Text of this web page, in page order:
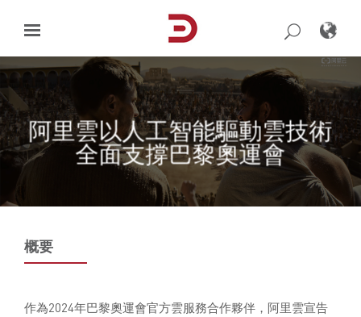
content
阿里雲以人工智能驅動雲技術
全面支撐巴黎奧運會
概要
作為2024年巴黎奧運會官方雲服務合作夥伴，阿里雲宣告